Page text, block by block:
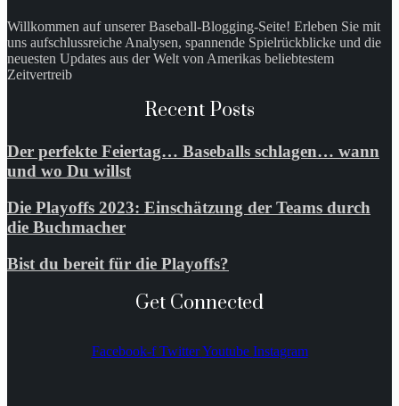
Willkommen auf unserer Baseball-Blogging-Seite! Erleben Sie mit
uns aufschlussreiche Analysen, spannende Spielrückblicke und die
neuesten Updates aus der Welt von Amerikas beliebtestem
Zeitvertreib
Recent Posts
Der perfekte Feiertag… Baseballs schlagen… wann
und wo Du willst
Die Playoffs 2023: Einschätzung der Teams durch
die Buchmacher
Bist du bereit für die Playoffs?
Get Connected
Facebook-f Twitter Youtube Instagram